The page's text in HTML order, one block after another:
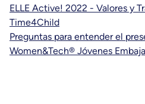
ELLE Active! 2022 - Valores y
Time4Child
Preguntas para entender el
Women&Tech® Jóvenes